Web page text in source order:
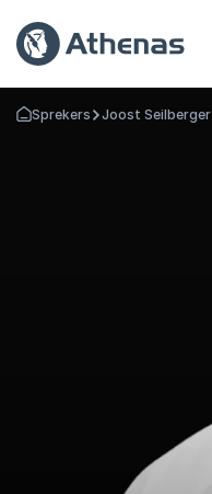
Terug naar de startpagina
Sprekers Joost Seilberger